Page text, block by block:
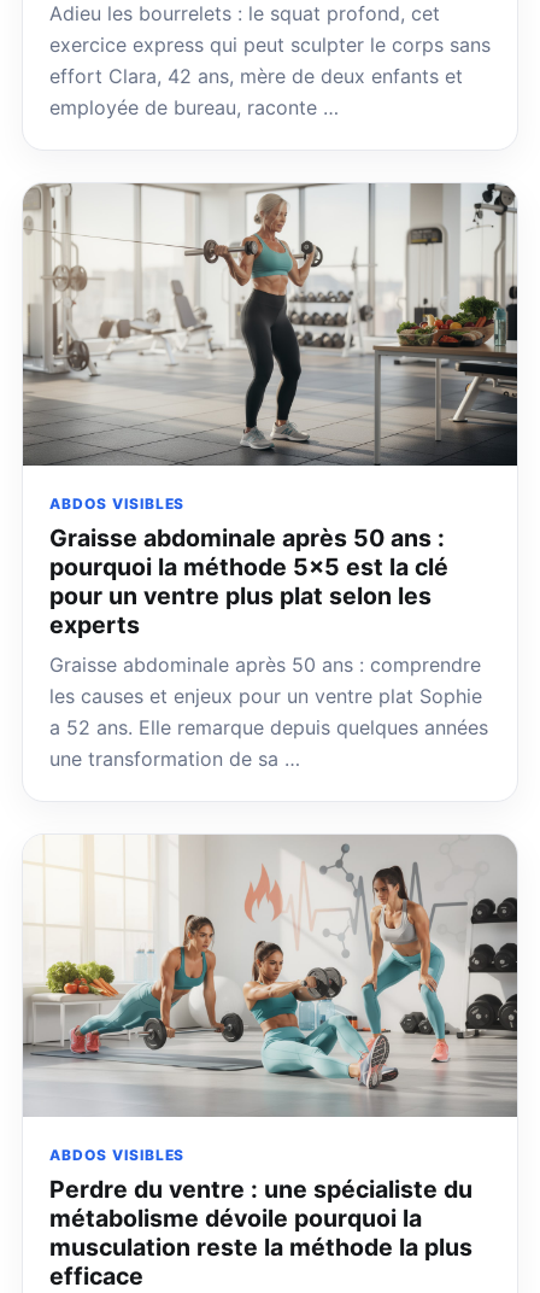
Adieu les bourrelets : le squat profond, cet
exercice express qui peut sculpter le corps sans
effort Clara, 42 ans, mère de deux enfants et
employée de bureau, raconte …
ABDOS VISIBLES
Graisse abdominale après 50 ans :
pourquoi la méthode 5×5 est la clé
pour un ventre plus plat selon les
experts
Graisse abdominale après 50 ans : comprendre
les causes et enjeux pour un ventre plat Sophie
a 52 ans. Elle remarque depuis quelques années
une transformation de sa …
ABDOS VISIBLES
Perdre du ventre : une spécialiste du
métabolisme dévoile pourquoi la
musculation reste la méthode la plus
efficace